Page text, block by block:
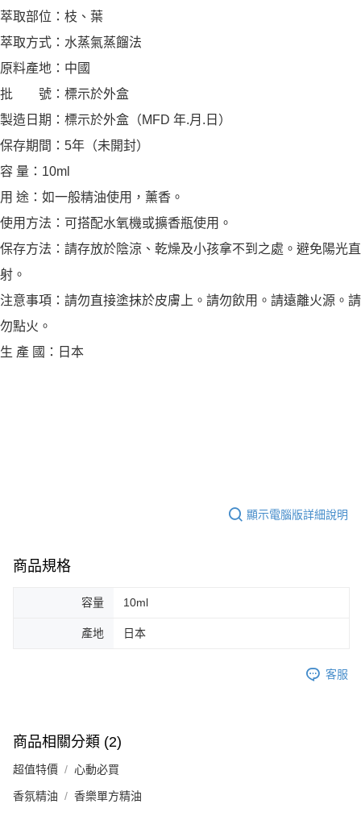
萃取部位：枝、葉
萃取方式：水蒸氣蒸餾法
原料產地：中國
批 號：標示於外盒
製造日期：標示於外盒（MFD 年.月.日）
保存期間：5年（未開封）
容 量：10ml
用 途：如一般精油使用，薰香。
使用方法：可搭配水氧機或擴香瓶使用。
保存方法：請存放於陰涼、乾燥及小孩拿不到之處。避免陽光直
射。
注意事項：請勿直接塗抹於皮膚上。請勿飲用。請遠離火源。請
勿點火。
生 產 國：日本
顯示電腦版詳細說明
商品規格
容量 10ml
產地 日本
客服
商品相關分類 (2)
超值特價 心動必買
香氛精油 香樂單方精油